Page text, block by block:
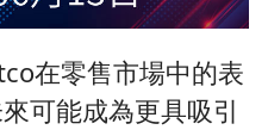
在零售市場中的表
可能成為更具吸引